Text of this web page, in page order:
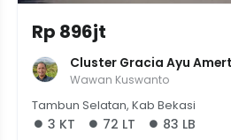
Rp 896jt
Cluster Gracia Ayu
Sustainable Living
Wawan Kuswanto
Tambun Selatan, Kab Bekasi
3 KT 72 LT 83 LB